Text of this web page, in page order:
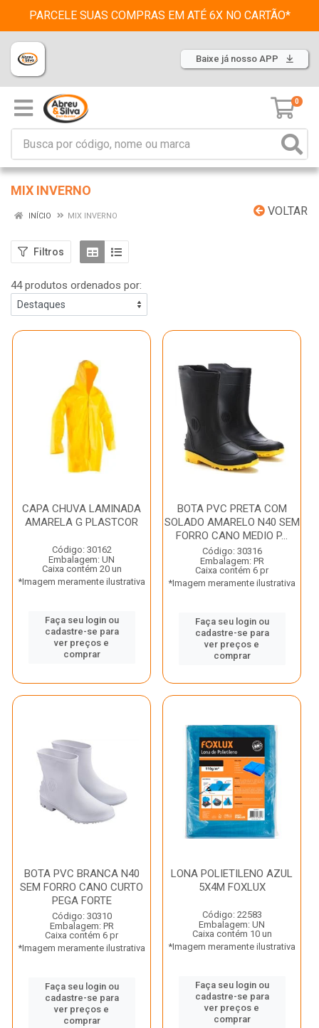
PARCELE SUAS COMPRAS EM ATÉ 6X NO CARTÃO*
Baixe já nosso APP
0
MIX INVERNO
VOLTAR
INÍCIO MIX INVERNO
Filtros
44 produtos ordenados por:
CAPA CHUVA LAMINADA
AMARELA G PLASTCOR
Código: 30162
Embalagem: UN
Caixa contém 20 un
*Imagem meramente ilustrativa
Faça seu login ou
cadastre-se para
ver preços e
comprar
BOTA PVC PRETA COM
SOLADO AMARELO N40 SEM
FORRO CANO MEDIO P...
Código: 30316
Embalagem: PR
Caixa contém 6 pr
*Imagem meramente ilustrativa
Faça seu login ou
cadastre-se para
ver preços e
comprar
BOTA PVC BRANCA N40
SEM FORRO CANO CURTO
PEGA FORTE
Código: 30310
Embalagem: PR
Caixa contém 6 pr
*Imagem meramente ilustrativa
Faça seu login ou
cadastre-se para
ver preços e
comprar
LONA POLIETILENO AZUL
5X4M FOXLUX
Código: 22583
Embalagem: UN
Caixa contém 10 un
*Imagem meramente ilustrativa
Faça seu login ou
cadastre-se para
ver preços e
comprar